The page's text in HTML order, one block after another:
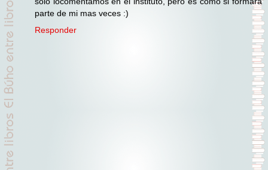
parte de mi mas veces :)
Responder